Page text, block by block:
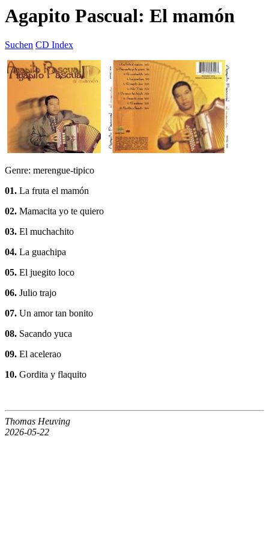
Agapito Pascual: El mamón
Suchen CD Index
Genre: merengue-tipico
01. La fruta el mamón
02. Mamacita yo te quiero
03. El muchachito
04. La guachipa
05. El juegito loco
06. Julio trajo
07. Un amor tan bonito
08. Sacando yuca
09. El acelerao
10. Gordita y flaquito
Thomas Heuving
2026-05-22